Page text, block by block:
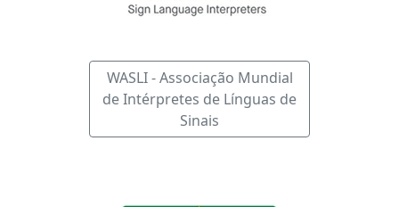
WASLI - Associação Mundial
de Intérpretes de Línguas de
Sinais